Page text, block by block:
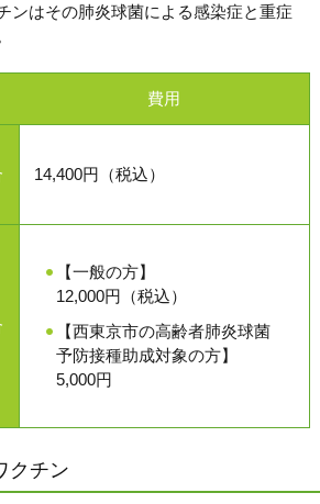
ンはその肺炎球菌による感染症と重症
費用
14,400円（税込）
【一般の方】
12,000円（税込）
【西東京市の高齢者肺炎球菌
予防接種助成対象の方】
5,000円
クチン